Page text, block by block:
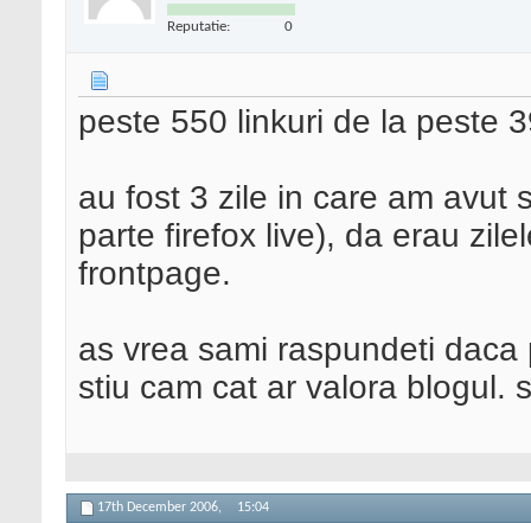
Reputatie: 0
peste 550 linkuri de la peste
au fost 3 zile in care am avut
parte firefox live), da erau
frontpage.
as vrea sami raspundeti
stiu cam cat ar valora blogul.
17th December 2006, 15:04